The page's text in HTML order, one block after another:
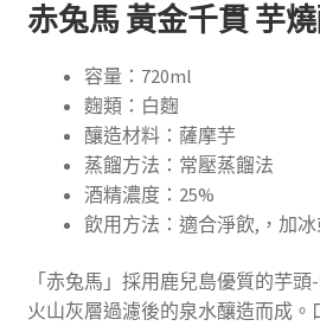
赤兔馬 黃金千貫 芋
容量：720ml
麴類：白麴
釀造材料：薩摩芋
蒸餾方法：常壓蒸餾法
酒精濃度：25%
飲用方法：適合淨飲,，加冰
「赤兔馬」採用鹿兒島優質的芋
火山灰層過濾後的泉水釀造而成。